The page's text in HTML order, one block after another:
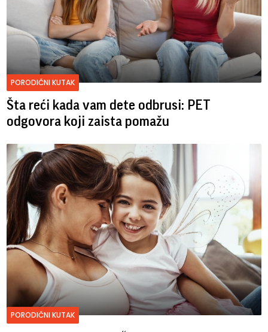
PORODIČNI KUTAK
Šta reći kada vam dete odbrusi: PET
odgovora koji zaista pomažu
PORODIČNI KUTAK